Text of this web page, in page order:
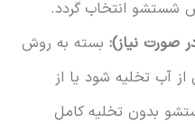
انتخاب گردد.
صورت نیاز):بسته به روش
آب تخلیه شود یا از
بدون تخلیه کامل